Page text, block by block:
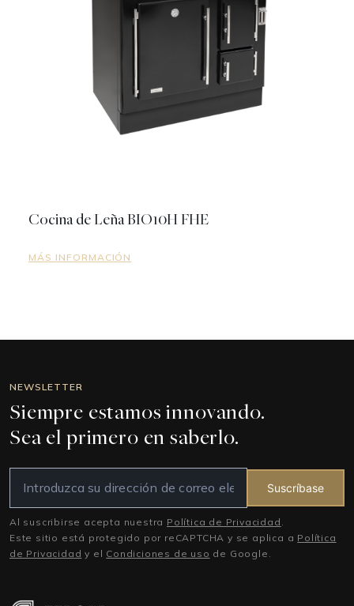
Cocina de Leña BIO10H FHE
MÁS INFORMACIÓN
NEWSLETTER
Siempre estamos innovando.
Sea el primero en saberlo.
Suscríbase
Al suscribirse acepta nuestra Política de Privacidad
Este sitio está protegido por reCAPTCHA y se aplica a Política
de Privacidad y el Condiciones de uso de Google.